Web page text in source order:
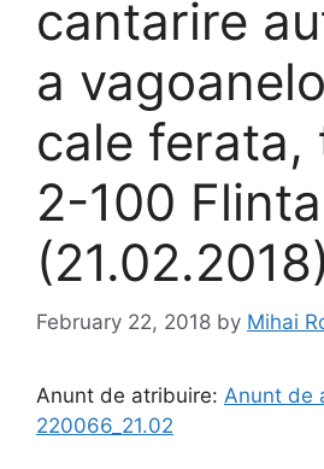
cantarire
a
cale ferata,
2-100
(21.02.2018)
February 22, 2018 by Mihai
Anunt de atribuire: Anunt de
220066_21.02